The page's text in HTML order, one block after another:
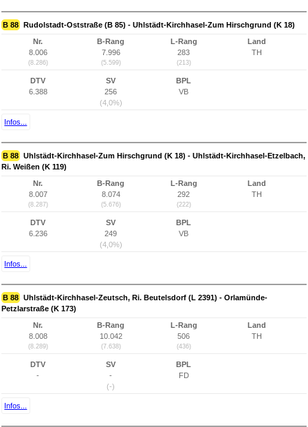
B 88 Rudolstadt-Oststraße (B 85) - Uhlstädt-Kirchhasel-Zum Hirschgrund (K 18)
Nr.
8.006
(8.286)
B-Rang
7.996
(5.599)
L-Rang
283
(213)
Land
TH
DTV
6.388
SV
256
(4,0%)
BPL
VB
Infos...
B 88 Uhlstädt-Kirchhasel-Zum Hirschgrund (K 18) - Uhlstädt-Kirchhasel-Etzelbach,
Ri. Weißen (K 119)
Nr.
8.007
(8.287)
B-Rang
8.074
(5.676)
L-Rang
292
(222)
Land
TH
DTV
6.236
SV
249
(4,0%)
BPL
VB
Infos...
B 88 Uhlstädt-Kirchhasel-Zeutsch, Ri. Beutelsdorf (L 2391) - Orlamünde-
Petzlarstraße (K 173)
Nr.
8.008
(8.289)
B-Rang
10.042
(7.638)
L-Rang
506
(436)
Land
TH
DTV
-
SV
-
(-)
BPL
FD
Infos...